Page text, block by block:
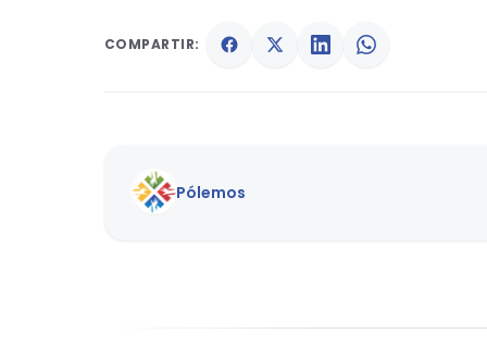
COMPARTIR:
Pólemos